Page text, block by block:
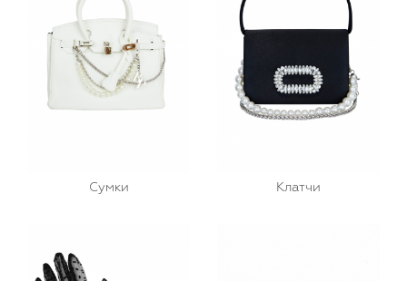
Сумки Клатчи